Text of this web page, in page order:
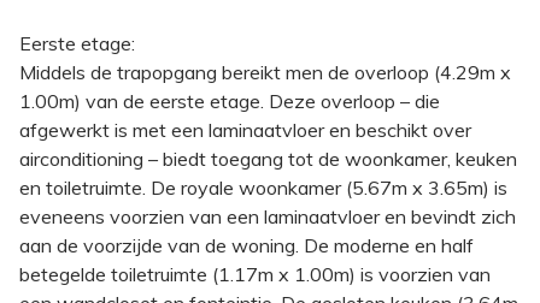
Eerste etage:
Middels de trapopgang bereikt men de overloop (4.29m x
1.00m) van de eerste etage. Deze overloop – die
afgewerkt is met een laminaatvloer en beschikt over
airconditioning – biedt toegang tot de woonkamer, keuken
en toiletruimte. De royale woonkamer (5.67m x 3.65m) is
eveneens voorzien van een laminaatvloer en bevindt zich
aan de voorzijde van de woning. De moderne en half
betegelde toiletruimte (1.17m x 1.00m) is voorzien van